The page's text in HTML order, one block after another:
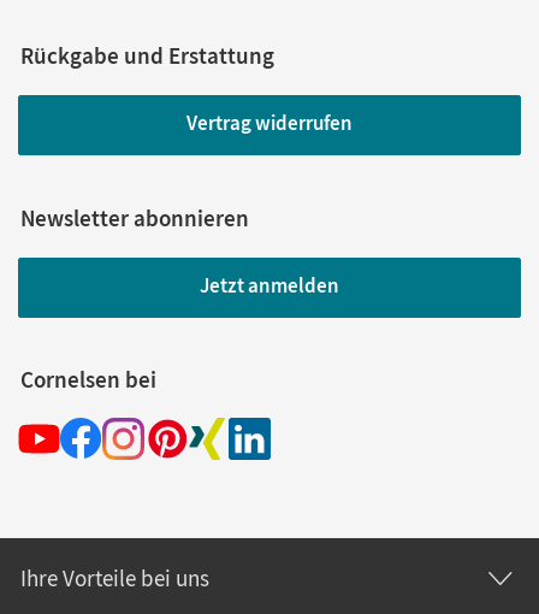
Rückgabe und Erstattung
Vertrag widerrufen
Newsletter abonnieren
Jetzt anmelden
Cornelsen bei
Ihre Vorteile bei uns